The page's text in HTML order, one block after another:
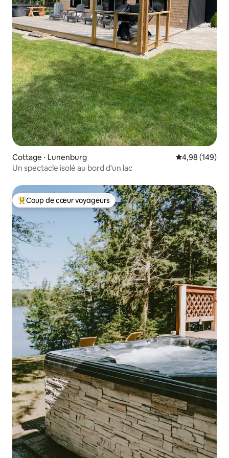
Cottage ⋅ Lunenburg Évaluation
4,98 (149)
Un spectacle isolé au bord d'un lac
Coups de cœur voyageurs les plus appréciés
Coup de cœur voyageurs